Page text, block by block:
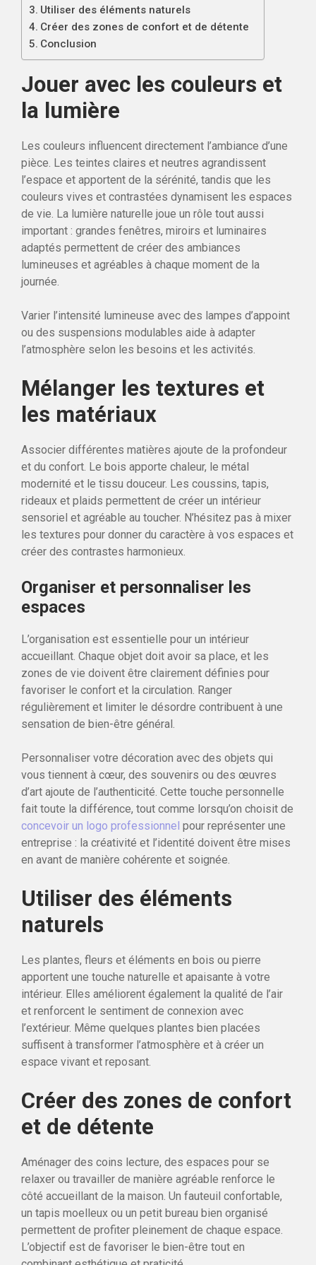
Utiliser des éléments naturels
Créer des zones de confort et de détente
Conclusion
Jouer avec les couleurs et
la lumière
Les couleurs influencent directement l’ambiance d’une
pièce. Les teintes claires et neutres agrandissent
l’espace et apportent de la sérénité, tandis que les
couleurs vives et contrastées dynamisent les espaces
de vie. La lumière naturelle joue un rôle tout aussi
important : grandes fenêtres, miroirs et luminaires
adaptés permettent de créer des ambiances
lumineuses et agréables à chaque moment de la
journée.
Varier l’intensité lumineuse avec des lampes d’appoint
ou des suspensions modulables aide à adapter
l’atmosphère selon les besoins et les activités.
Mélanger les textures et
les matériaux
Associer différentes matières ajoute de la profondeur
et du confort. Le bois apporte chaleur, le métal
modernité et le tissu douceur. Les coussins, tapis,
rideaux et plaids permettent de créer un intérieur
sensoriel et agréable au toucher. N’hésitez pas à mixer
les textures pour donner du caractère à vos espaces et
créer des contrastes harmonieux.
Organiser et personnaliser les
espaces
L’organisation est essentielle pour un intérieur
accueillant. Chaque objet doit avoir sa place, et les
zones de vie doivent être clairement définies pour
favoriser le confort et la circulation. Ranger
régulièrement et limiter le désordre contribuent à une
sensation de bien-être général.
Personnaliser votre décoration avec des objets qui
vous tiennent à cœur, des souvenirs ou des œuvres
d’art ajoute de l’authenticité. Cette touche personnelle
fait toute la différence, tout comme lorsqu’on choisit de
concevoir un logo professionnel pour représenter une
entreprise : la créativité et l’identité doivent être mises
en avant de manière cohérente et soignée.
Utiliser des éléments
naturels
Les plantes, fleurs et éléments en bois ou pierre
apportent une touche naturelle et apaisante à votre
intérieur. Elles améliorent également la qualité de l’air
et renforcent le sentiment de connexion avec
l’extérieur. Même quelques plantes bien placées
suffisent à transformer l’atmosphère et à créer un
espace vivant et reposant.
Créer des zones de confort
et de détente
Aménager des coins lecture, des espaces pour se
relaxer ou travailler de manière agréable renforce le
côté accueillant de la maison. Un fauteuil confortable,
un tapis moelleux ou un petit bureau bien organisé
permettent de profiter pleinement de chaque espace.
L’objectif est de favoriser le bien-être tout en